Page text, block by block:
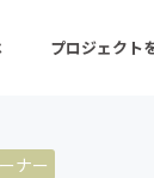
プロジェクト
ナー